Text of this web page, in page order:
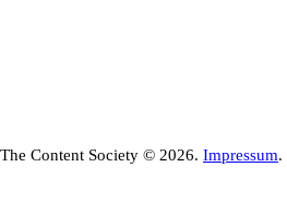
The Content Society © 2026. Impressum.